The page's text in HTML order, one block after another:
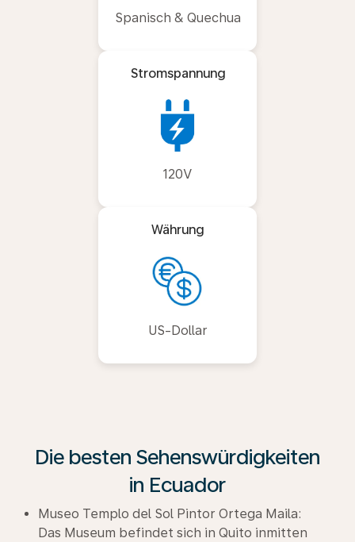
Spanisch & Quechua
Stromspannung
120V
Währung
US-Dollar
Die besten Sehenswürdigkeiten
in Ecuador
Museo Templo del Sol Pintor Ortega Maila:
Das Museum befindet sich in Quito inmitten